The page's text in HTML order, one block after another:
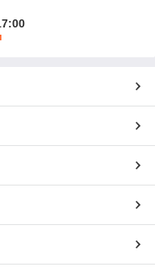
Polygal, Plexicarb
Навек,
,клей для